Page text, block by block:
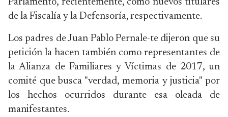
Parlamento, recientemente, como nuevos titulares
de la Fiscalía y la Defensoría, respectivamente.
Los padres de Juan Pablo Pernale-te dijeron que su
petición la hacen también como representantes de
la Alianza de Familiares y Víctimas de 2017, un
comité que busca "verdad, memoria y justicia" por
los hechos ocurridos durante esa oleada de
manifestantes.